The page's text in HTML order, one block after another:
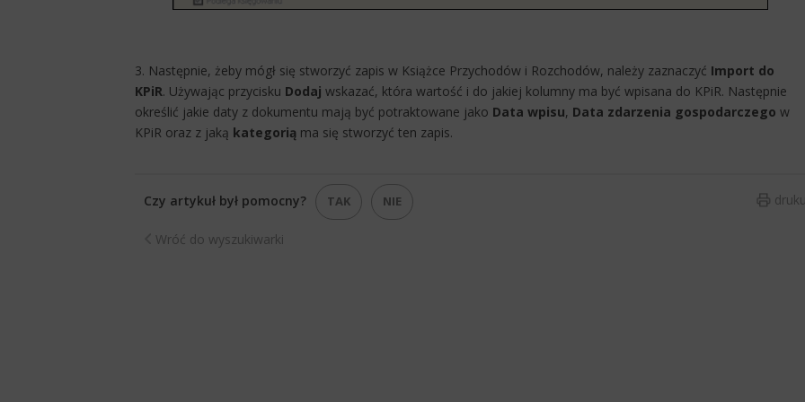
3. Następnie, żeby mógł się stworzyć zapis w Książce Przychodów i Rozchodów, należy zaznaczyć Import do
KPiR. Używając przycisku Dodaj wskazać, która wartość i do jakiej kolumny ma być wpisana do KPiR. Następnie
określić jakie daty z dokumentu mają być potraktowane jako Data wpisu, Data zdarzenia gospodarczego w
KPiR oraz z jaką kategorią ma się stworzyć ten zapis.​
Czy artykuł był pomocny? TAK NIE
Wróć do wyszukiwarki